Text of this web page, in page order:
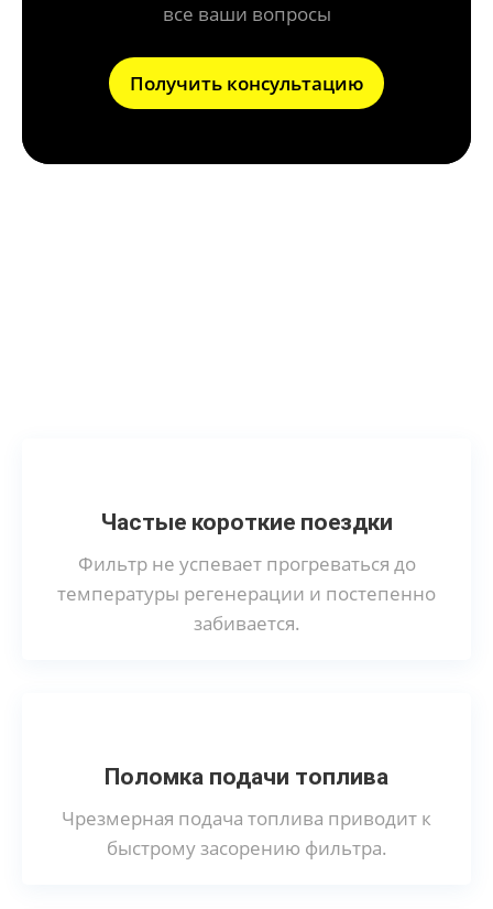
все ваши вопросы
Получить консультацию
Частые короткие поездки
Фильтр не успевает прогреваться до
температуры регенерации и постепенно
забивается.
Поломка подачи топлива
Чрезмерная подача топлива приводит к
быстрому засорению фильтра.